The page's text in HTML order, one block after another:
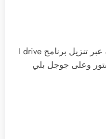
هناك طريقه سهله عبر تنزيل برنامج I drive
وعلى جوجل بلي